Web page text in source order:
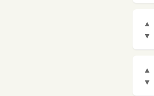
▲
▼
▲
▼